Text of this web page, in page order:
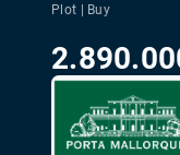
Plot | Buy